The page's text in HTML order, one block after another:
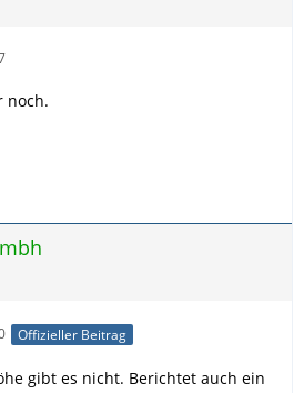
noch.
Offizieller Beitrag
gibt es nicht. Berichtet auch ein